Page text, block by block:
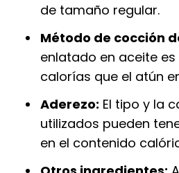
de tamaño regular.
Método de cocción
enlatado en aceite
calorías que el atún
Aderezo: El tipo y la
utilizados pueden
en el contenido